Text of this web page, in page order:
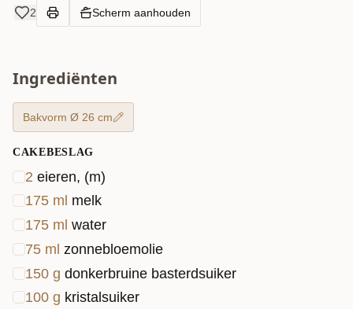
2 Scherm aanhouden
Ingrediënten
Bakvorm Ø 26 cm
CAKEBESLAG
2 eieren, (m)
175 ml melk
175 ml water
75 ml zonnebloemolie
150 g donkerbruine basterdsuiker
100 g kristalsuiker